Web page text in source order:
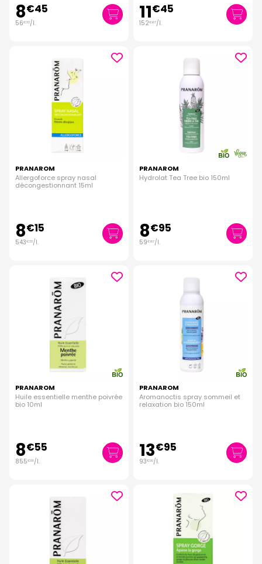
8€45
56€33/l. 11€45
152€67/l.
PRANAROM
Allergoforce spray nasal
décongestionnant 15ml
8€15
543€33/l.
PRANAROM
Hydrolat Tea Tree bio 150ml
8€95
59€67/l.
PRANAROM
Huile essentielle menthe poivrée
bio 10ml
8€55
855€00/l.
PRANAROM
Aromanoctis spray sommeil et
relaxation bio 150ml
13€95
93€00/l.